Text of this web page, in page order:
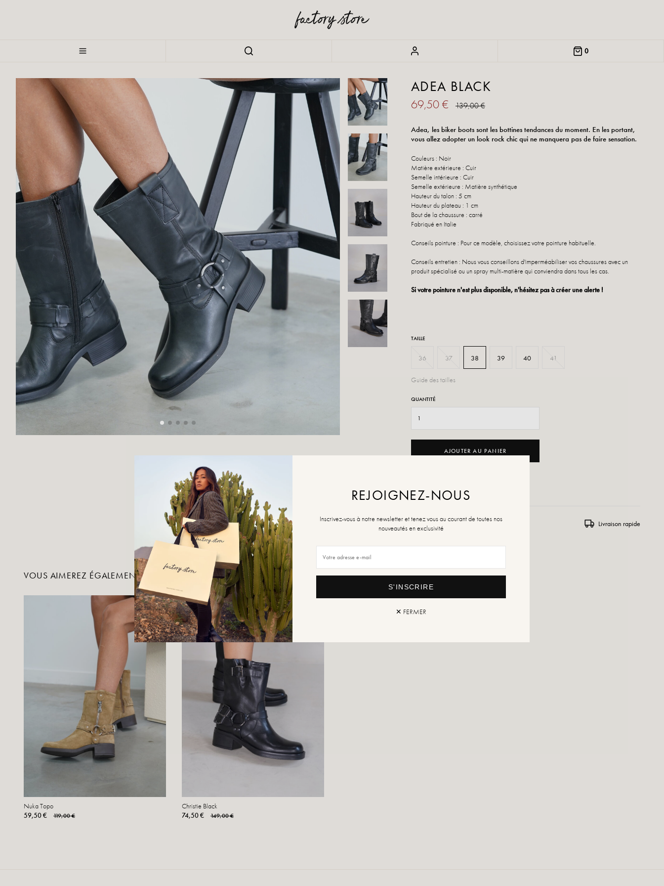
0
ADEA BLACK
69,50 € 139,00 €
Adea, les biker boots sont les bottines tendances du moment. En les portant,
vous allez adopter un look rock chic qui ne manquera pas de faire sensation.
Couleurs : Noir
Matière extérieure : Cuir
Semelle intérieure : Cuir
Semelle extérieure : Matière synthétique
Hauteur du talon : 5 cm
Hauteur du plateau : 1 cm
Bout de la chaussure : carré
Fabriqué en Italie
Conseils pointure : Pour ce modèle, choisissez votre pointure habituelle.
Conseils entretien : Nous vous conseillons d'imperméabiliser vos chaussures avec un
produit spécialisé ou un spray multi-matière qui conviendra dans tous les cas.
Si votre pointure n'est plus disponible, n'hésitez pas à créer une alerte !
TAILLE
36 37 38 39 40 41
Guide des tailles
QUANTITÉ
AJOUTER AU PANIER
Retours et échanges Livraison rapide
VOUS AIMEREZ ÉGALEMENT
Nuka Topo
59,50 €
119,00 €
Christie Black
74,50 €
149,00 €
REJOIGNEZ-NOUS
Inscrivez-vous à notre newsletter et tenez vous au courant de toutes nos
nouveautés en exclusivité
S'INSCRIRE
✕ FERMER